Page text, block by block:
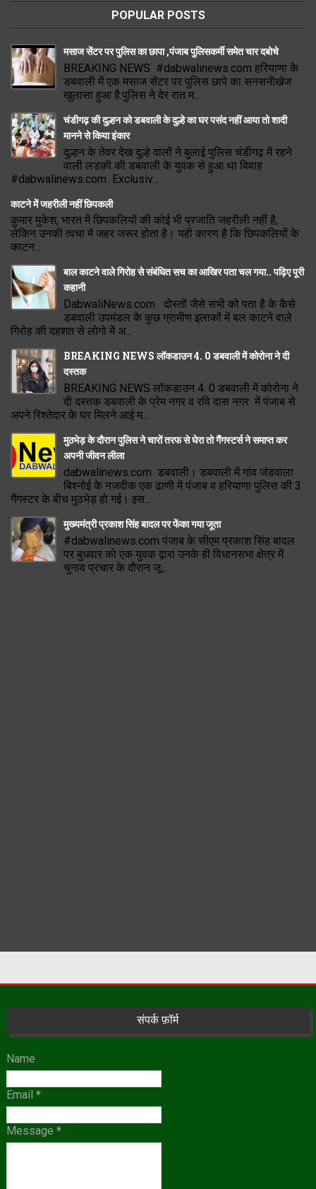
POPULAR POSTS
मसाज सेंटर पर पुलिस का छापा ,पंजाब पुलिसकर्मी समेत चार दबोचे
BREAKING NEWS #dabwalinews.com हरियाणा के
डबवाली में एक मसाज सेंटर पर पुलिस छापे का सनसनीखेज
खुलासा हुआ है.पुलिस ने देर रात म...
चंडीगढ़ की दुल्हन को डबवाली के दुल्हे का घर पसंद नहीं आया तो शादी
मानने से किया इंकार
दुल्हन के तेवर देख दुल्हे वालों ने बुलाई पुलिस चंडीगढ़ में रहने
वाली लडक़ी की डबवाली के युवक से हुआ था विवाह
#dabwalinews.com Exclusiv...
काटने में जहरीली नहीं छिपकली
कुमार मुकेश, भारत में छिपकलियों की कोई भी प्रजाति जहरीली नहीं है,
लेकिन उनकी त्वचा में जहर जरूर होता है। यही कारण है कि छिपकलियों के
काटन...
बाल काटने वाले गिरोह से संबंधित सच का आखिर पता चल गया.. पढ़िए पूरी
कहानी
DabwaliNews.com दोस्तों जैसे सभी को पता है के कैसे
डबवाली उपमंडल के कुछ ग्रामीण इलाकों में बल काटने वाले
गिरोह की दहशत से लोगो में अ...
BREAKING NEWS लॉकडाउन 4. 0 डबवाली में कोरोना ने दी
दस्तक
BREAKING NEWS लॉकडाउन 4. 0 डबवाली में कोरोना ने
दी दस्तक डबवाली के प्रेम नगर व रवि दास नगर में पंजाब से
अपने रिश्तेदार के घर मिलने आई म...
मुठभेड़ के दौरान पुलिस ने चारों तरफ से घेरा तो गैंगस्टर्स ने समाप्त कर
अपनी जीवन लीला
dabwalinews.com डबवाली। डबवाली में गांव जंडवाला
बिश्नोई के नजदीक एक ढाणी में पंजाब व हरियाणा पुलिस की 3
गैंगस्टर के बीच मुठभेड़ हो गई। इस...
मुख्यमंत्री प्रकाश सिंह बादल पर फेंका गया जूता
#dabwalinews.com पंजाब के सीएम प्रकाश सिंह बादल
पर बुधवार को एक युवक द्वारा उनके ही विधानसभा क्षेत्र में
चुनाव प्रचार के दौरान जू...
संपर्क फ़ॉर्म
Name
Email *
Message *